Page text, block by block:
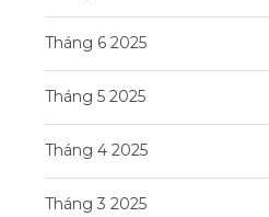
Tháng 6 2025
Tháng 5 2025
Tháng 4 2025
Tháng 3 2025